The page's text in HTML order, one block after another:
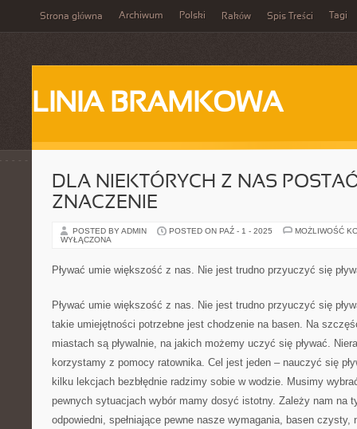
Strona główna Archiwum Polski Raków Spis Treści Tagi
LINIA BRAMKOWA
DLA NIEKTÓRYCH Z NAS
ZNACZENIE
POSTED BY ADMIN POSTED ON PAŹ - 1 - 2025
MOŻLIWOŚĆ
WYŁĄCZONA
Pływać umie większość z nas. Nie jest trudno przyuczyć się
Pływać umie większość z nas. Nie jest trudno przyuczyć się
takie umiejętności potrzebne jest chodzenie na basen. Na
miastach są pływalnie, na jakich możemy uczyć się pływać.
korzystamy z pomocy ratownika. Cel jest jeden – nauczyć się
kilku lekcjach bezbłędnie radzimy sobie w wodzie. Musimy
pewnych sytuacjach wybór mamy dosyć istotny. Zależy nam na
odpowiedni, spełniające pewne nasze wymagania, basen